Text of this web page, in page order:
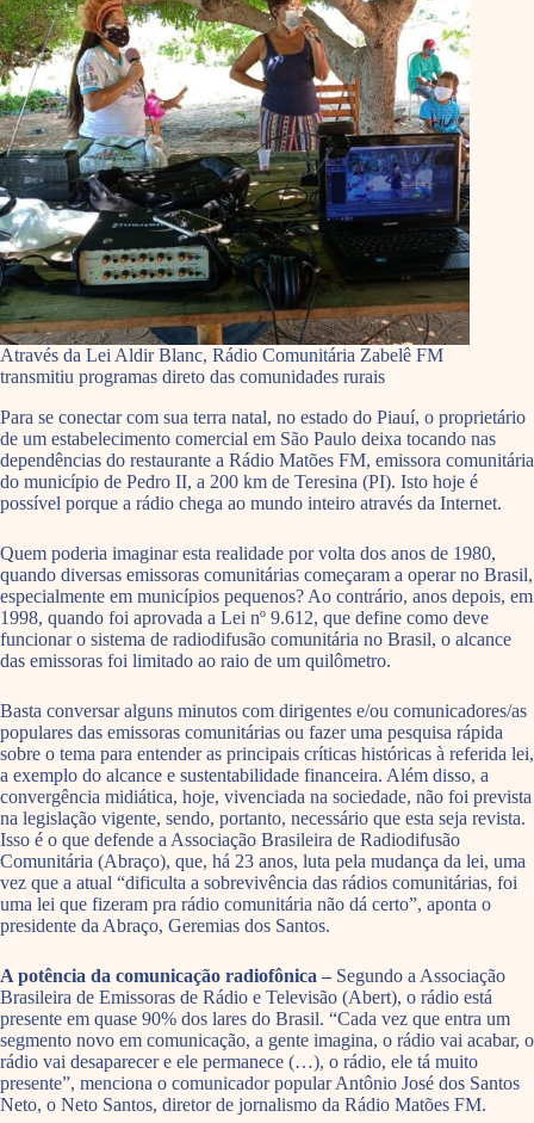
Através da Lei Aldir Blanc, Rádio Comunitária Zabelê FM
transmitiu programas direto das comunidades rurais
Para se conectar com sua terra natal, no estado do Piauí, o proprietário
de um estabelecimento comercial em São Paulo deixa tocando nas
dependências do restaurante a Rádio Matões FM, emissora comunitária
do município de Pedro II, a 200 km de Teresina (PI). Isto hoje é
possível porque a rádio chega ao mundo inteiro através da Internet.
Quem poderia imaginar esta realidade por volta dos anos de 1980,
quando diversas emissoras comunitárias começaram a operar no Brasil,
especialmente em municípios pequenos? Ao contrário, anos depois, em
1998, quando foi aprovada a Lei nº 9.612, que define como deve
funcionar o sistema de radiodifusão comunitária no Brasil, o alcance
das emissoras foi limitado ao raio de um quilômetro.
Basta conversar alguns minutos com dirigentes e/ou comunicadores/as
populares das emissoras comunitárias ou fazer uma pesquisa rápida
sobre o tema para entender as principais críticas históricas à referida lei,
a exemplo do alcance e sustentabilidade financeira. Além disso, a
convergência midiática, hoje, vivenciada na sociedade, não foi prevista
na legislação vigente, sendo, portanto, necessário que esta seja revista.
Isso é o que defende a Associação Brasileira de Radiodifusão
Comunitária (Abraço), que, há 23 anos, luta pela mudança da lei, uma
vez que a atual “dificulta a sobrevivência das rádios comunitárias, foi
uma lei que fizeram pra rádio comunitária não dá certo”, aponta o
presidente da Abraço, Geremias dos Santos.
A potência da comunicação radiofônica – Segundo a Associação
Brasileira de Emissoras de Rádio e Televisão (Abert), o rádio está
presente em quase 90% dos lares do Brasil. “Cada vez que entra um
segmento novo em comunicação, a gente imagina, o rádio vai acabar, o
rádio vai desaparecer e ele permanece (…), o rádio, ele tá muito
presente”, menciona o comunicador popular Antônio José dos Santos
Neto, o Neto Santos, diretor de jornalismo da Rádio Matões FM.